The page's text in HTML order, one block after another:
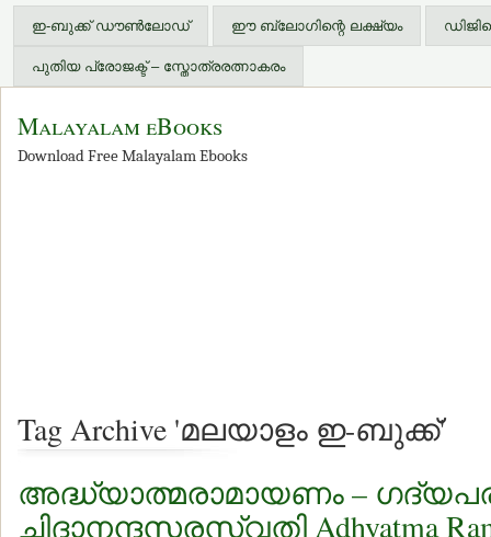
ഇ-ബുക്ക് ഡൗണ്‍ലോഡ് ഈ ബ്ലോഗിന്റെ ലക്ഷ്യം
പുതിയ പ്രോജക്ട് – സ്തോത്രരത്നാകരം
Malayalam eBooks
Download Free Malayalam Ebooks
Tag Archive 'മലയാളം ഇ-ബുക്ക്'
അദ്ധ്യാത്മരാമായണം –
ചിദാനന്ദസരസ്വതി Adhyatma